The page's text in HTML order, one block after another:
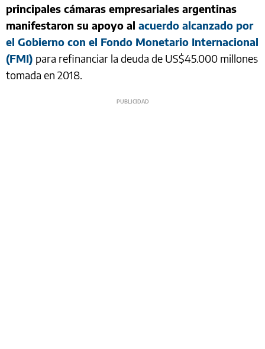
principales cámaras empresariales argentinas
manifestaron su apoyo al acuerdo alcanzado por
el Gobierno con el Fondo Monetario Internacional
(FMI) para refinanciar la deuda de US$45.000 millones
tomada en 2018.